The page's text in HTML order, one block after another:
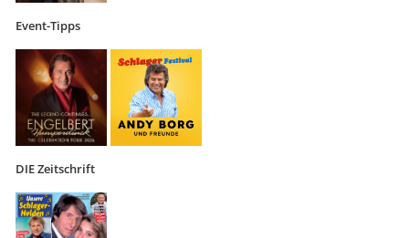
Event-Tipps
DIE Zeitschrift